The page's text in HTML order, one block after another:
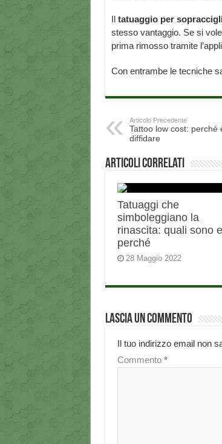
Il tatuaggio per
stesso vantaggio. Se si
prima rimosso tramite
Con entrambe le tecniche
Articolo Precedente
Tattoo low cost: perché
diffidare
Articoli correlati
Tatuaggi che
simboleggiano la
rinascita: quali sono e
perché
28 Maggio 2022
Lascia un commento
Il tuo indirizzo email non
Commento *